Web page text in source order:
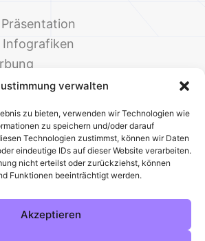
verwalten
zu bieten, verwenden wir Technologien wie
zu speichern und/oder darauf
Technologien zustimmst, können wir Daten
eindeutige IDs auf dieser Website verarbeiten.
nicht erteilst oder zurückziehst, können
Funktionen beeinträchtigt werden.
Akzeptieren
Infografiken
Welt der Office-Vorlagen
Über unsKontakt
DatenschutzCookies